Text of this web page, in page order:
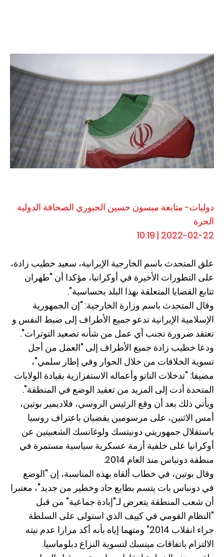
دوليات- متابعة ميسون حسين الجبوري الصحافة الدولية
الحرة
2022-02-22 | 10:19
علق المتحدث باسم الخارجية الإيرانية، سعيد خطيب زادة،
على التطورات الأخيرة في أوكرانيا، مؤكدا أن "طهران
تتابع القضايا المتعلقة بهذا البلد بحساسية".
وقال المتحدث باسم وزارة الخارجية: "إن الجمهورية
الإسلامية الإيرانية تدعو جميع الأطراف إلى ضبط النفس و
تعتقد ضرورة تجنب أي عمل من شأنه تصعيد التوترات".
ودعا خطيب زادة جميع الأطراف إلى "العمل من أجل
تسوية الخلافات من خلال الحوار وفي إطار سلمي"،
مضيفا: "تدخلات الناتو وأعماله الاستفزازية بقيادة الولايات
المتحدة أدت إلى المزيد من تعقيد الوضع في المنطقة".
ويأتي ذلك بعد أن وقع الرئيس الروسي، فلاديمير بوتين،
أمس الاثنين، على مرسومين يقضيان باعتراف روسيا
باستقلال جمهوريتي دونيتسك ولوغانسك الشعبيتين عن
أوكرانيا على خلفية أزمة عسكرية سياسية مستمرة في
منطقة دونباس منذ العام 2014.
وقال بوتين، في خطاب ألقاه بهذه المناسبة، إن "الوضع
في دونباس بات يتسم بطابع حاد وخطير من جديد"، معتبرا
أن شعب المنطقة يتعرض لـ"إبادة جماعية" من قبل
"النظام القومي في كييف الذي استولى على السلطة
جراء انقلاب 2014" ومتهما إياه بأنه أكد مرارا عدم نيته
الالتزام باتفاقات مينسك لتسوية النزاع دبلوماسيا.